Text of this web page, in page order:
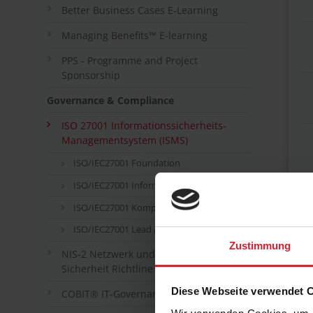
Zustimmung
Diese Webseite verwendet
Better Business Cases E-Learning
Managing Benefits™ E-learning
PPS - Programme and Project
Sponsorship
Governance & Compliance
ISO 27001 Informationssicherheits-
Managementsystem (ISMS)
ISO/IEC27001 Foundation
ISO/IEC27001 Information Security Officer
ISO/IEC27001 Kompakt
ISO/IEC27001 Lead Auditor
NIS-2 Netzwerk und Information
Sicherheit Richtline 2
COBIT® IT-Governance der ISACA